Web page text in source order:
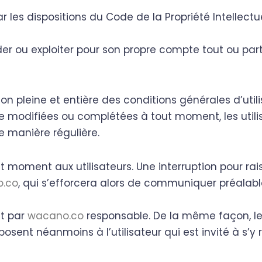
les dispositions du Code de la Propriété
ou exploiter pour son propre compte tout ou
pleine et entière des conditions générales
modifiées ou complétées à tout moment, les
manière régulière.
aux utilisateurs. Une interruption pour
, qui s’efforcera alors de communiquer
par wacano.co responsable. De la même façon,
néanmoins à l’utilisateur qui est invité à s’y